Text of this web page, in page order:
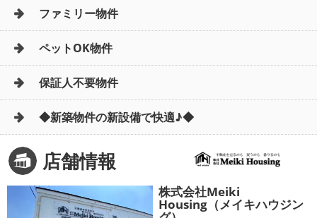
ファミリー物件
ペットOK物件
保証人不要物件
◆新築物件の新設備で快適♪◆
店舗情報
株式会社Meiki
Housing（メイキハウジン